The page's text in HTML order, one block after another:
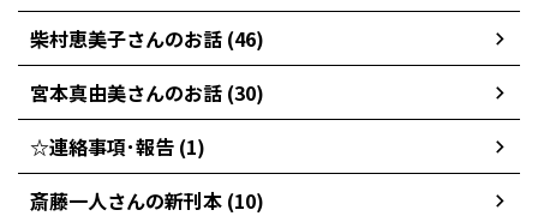
柴村恵美子さんのお話 (46)
宮本真由美さんのお話 (30)
☆連絡事項･報告 (1)
斎藤一人さんの新刊本 (10)